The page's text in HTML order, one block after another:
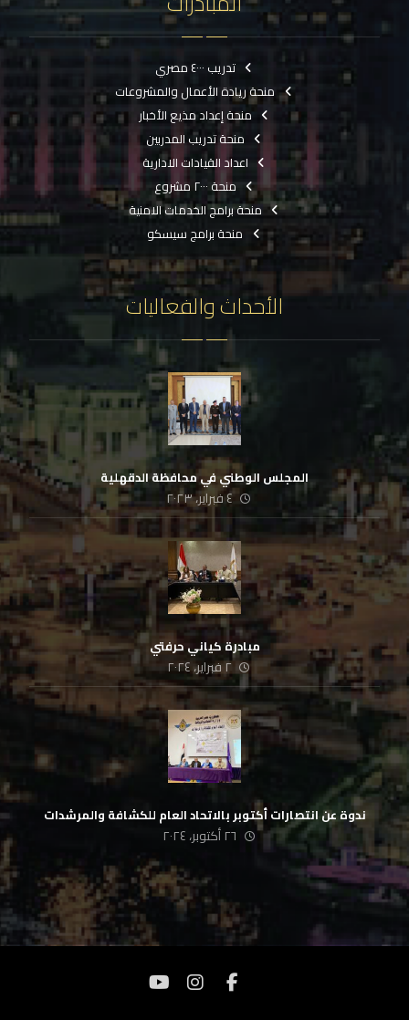
تدريب ٤٠٠٠ مصري
منحة ريادة الأعمال والمشروعات
منحة إعداد مذيع الأخبار
منحة تدريب المدربين
اعداد القيادات الادارية
منحة ٢٠٠٠ مشروع
منحة برامج الخدمات الامنية
منحة برامج سيسكو
الأحداث والفعاليات
المجلس الوطني في محافظة الدقهلية
٤ فبراير، ٢٠٢٣
مبادرة كياني حرفتي
٢ فبراير، ٢٠٢٤
ندوة عن انتصارات أكتوبر بالاتحاد العام للكشافة والمرشدات
٢٦ أكتوبر، ٢٠٢٤